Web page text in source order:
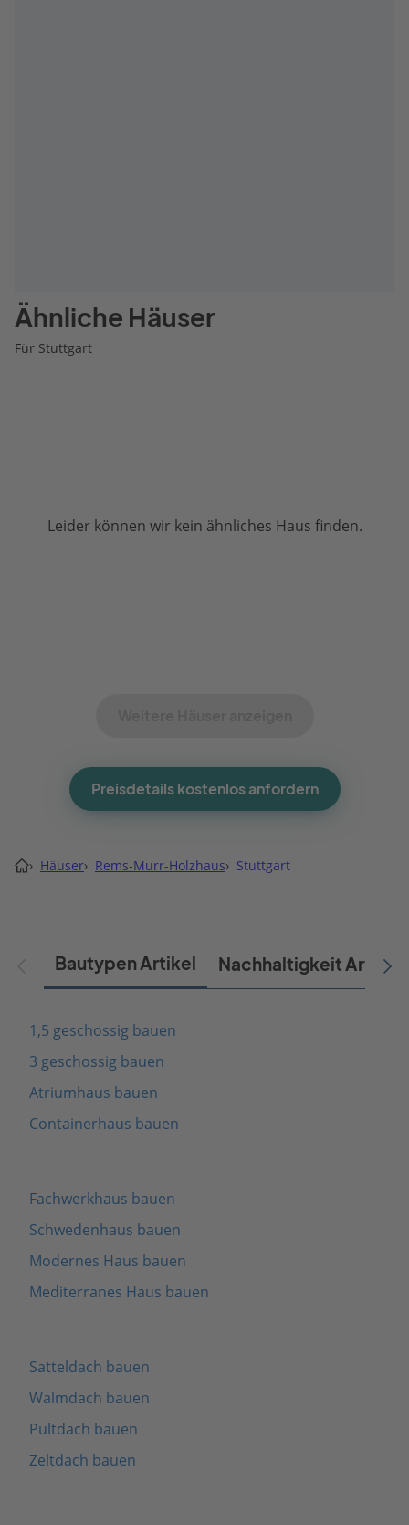
Ähnliche Häuser
Für Stuttgart
Leider können wir kein ähnliches Haus finden.
Preisdetails kostenlos anfordern
› Häuser› Rems-Murr-Holzhaus› Stuttgart
Bautypen Artikel Nachhaltigkeit Artikel
1,5 geschossig bauen
3 geschossig bauen
Atriumhaus bauen
Containerhaus bauen
Fachwerkhaus bauen
Schwedenhaus bauen
Modernes Haus bauen
Mediterranes Haus bauen
Satteldach bauen
Walmdach bauen
Pultdach bauen
Zeltdach bauen